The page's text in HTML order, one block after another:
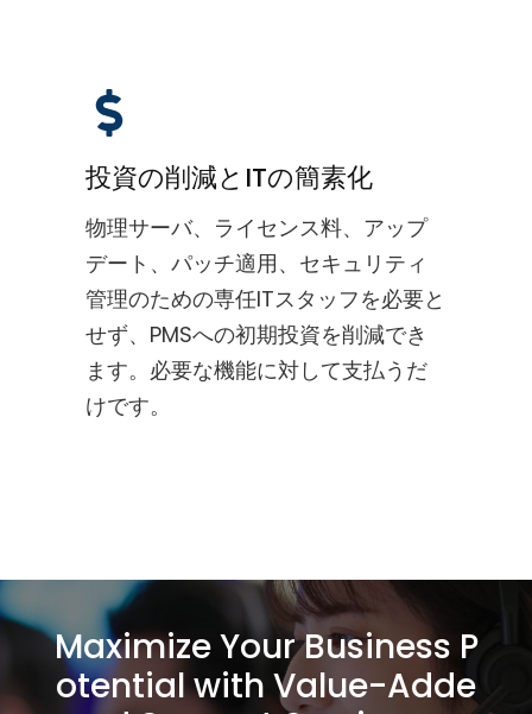
投資の削減とITの簡素化
物理サーバ、ライセンス料、アップ
デート、パッチ適用、セキュリティ
管理のための専任ITスタッフを必要と
せず、PMSへの初期投資を削減でき
ます。必要な機能に対して支払うだ
けです。
Maximize Your Business P
otential with Value-Adde